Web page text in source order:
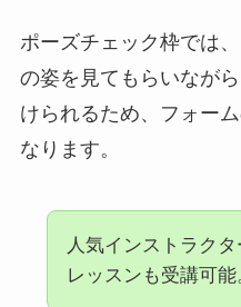
ポーズチェック枠では
の姿を見てもらいなが
けられるため、フォー
なります。
人気インストラク
レッスンも受講可能